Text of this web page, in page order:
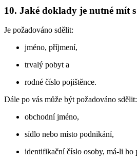
10. Jaké doklady je nutné mít s
Je požadováno sdělit:
jméno, příjmení,
trvalý pobyt a
rodné číslo pojištěnce.
Dále po vás může být požadováno sdělit:
obchodní jméno,
sídlo nebo místo podnikání,
identifikační číslo osoby, má-li ho